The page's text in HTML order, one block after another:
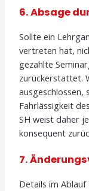
6. Absage
Sollte ein
vertreten hat,
gezahlte
zurückerstattet.
Fahrlässigkeit
SH weist daher
konsequent
7.
Details im